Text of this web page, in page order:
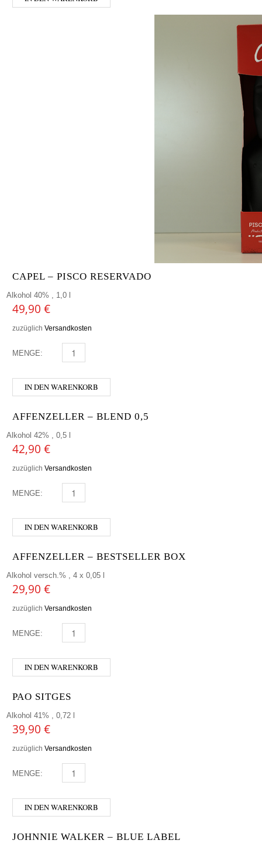
CAPEL – PISCO RESERVADO
Alkohol 40% , 1,0 l
49,90 €
zuzüglich Versandkosten
MENGE: CAPEL - PISCO RESERVADO MENGE
IN DEN WARENKORB
AFFENZELLER – BLEND 0,5
Alkohol 42% , 0,5 l
42,90 €
zuzüglich Versandkosten
MENGE: AFFENZELLER - BLEND 0,5 MENGE
IN DEN WARENKORB
AFFENZELLER – BESTSELLER BOX
Alkohol versch.% , 4 x 0,05 l
29,90 €
zuzüglich Versandkosten
MENGE: AFFENZELLER - BESTSELLER BOX MENGE
IN DEN WARENKORB
PAO SITGES
Alkohol 41% , 0,72 l
39,90 €
zuzüglich Versandkosten
MENGE: PAO SITGES MENGE
IN DEN WARENKORB
JOHNNIE WALKER – BLUE LABEL